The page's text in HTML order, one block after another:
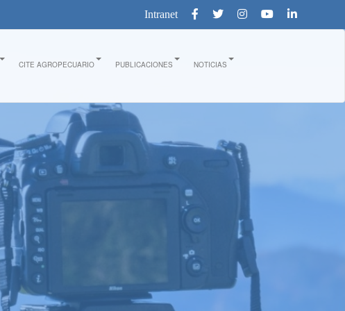
Intranet
CITE AGROPECUARIO PUBLICACIONES NOTICIAS